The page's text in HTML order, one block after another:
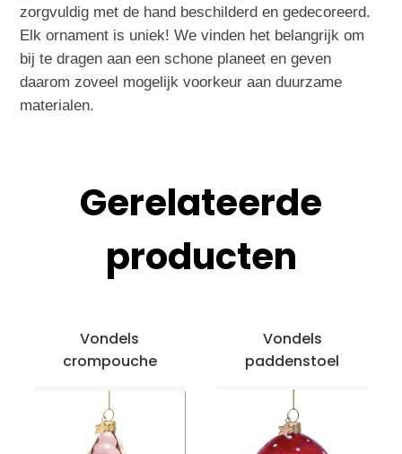
zorgvuldig met de hand beschilderd en gedecoreerd.
Elk ornament is uniek! We vinden het belangrijk om
bij te dragen aan een schone planeet en geven
daarom zoveel mogelijk voorkeur aan duurzame
materialen.
Gerelateerde
producten
Vondels
crompouche
Vondels
paddenstoel